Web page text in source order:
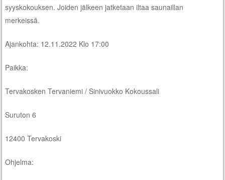
syyskokouksen. Joiden jälkeen jatketaan iltaa saunaillan
merkeissä.
Ajankohta: 12.11.2022 Klo 17:00
Paikka:
Tervakosken Tervaniemi / Sinivuokko Kokoussali
Suruton 6
12400 Tervakoski
Ohjelma: